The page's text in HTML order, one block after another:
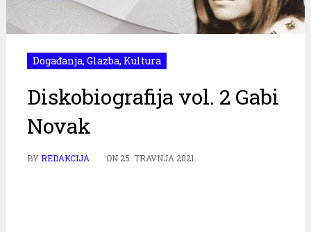
Događanja, Glazba, Kultura
Diskobiografija vol. 2 Gabi
Novak
BYREDAKCIJA ON 25. TRAVNJA 2021.